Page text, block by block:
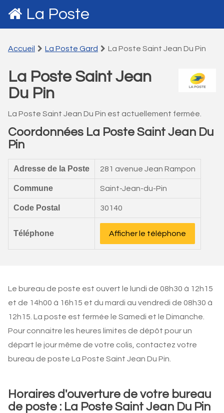
La Poste
Accueil La Poste Gard La Poste Saint Jean Du Pin
La Poste Saint Jean
Du Pin
La Poste Saint Jean Du Pin est actuellement fermée.
Coordonnées La Poste Saint Jean Du
Pin
Adresse de la Poste 281 avenue Jean Rampon
Commune Saint-Jean-du-Pin
Code Postal 30140
Téléphone Afficher le téléphone
Le bureau de poste est ouvert le lundi de 08h30 à 12h15
et de 14h00 à 16h15 et du mardi au vendredi de 08h30 à
12h15. La poste est fermée le Samedi et le Dimanche.
Pour connaitre les heures limites de dépôt pour un
départ le jour même de votre colis, contactez votre
bureau de poste La Poste Saint Jean Du Pin.
Horaires d'ouverture de votre bureau
de poste : La Poste Saint Jean Du Pin